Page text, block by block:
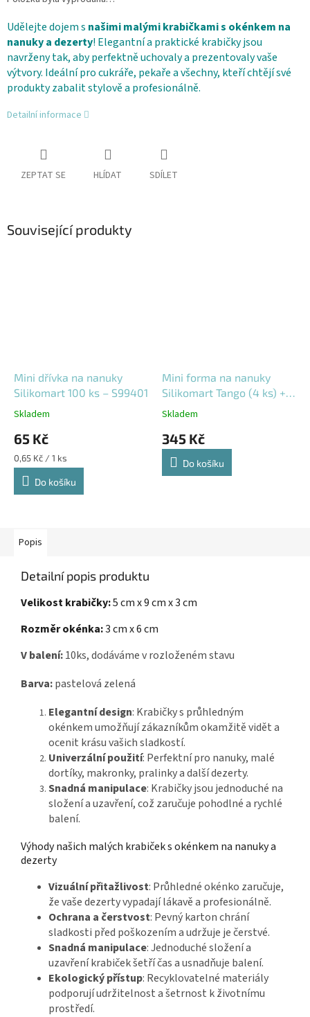
Udělejte dojem s našimi malými krabičkami s okénkem na
nanuky a dezerty! Elegantní a praktické krabičky jsou
navrženy tak, aby perfektně uchovaly a prezentovaly vaše
výtvory. Ideální pro cukráře, pekaře a všechny, kteří chtějí své
produkty zabalit stylově a profesionálně.
Detailní informace
ZEPTAT SE HLÍDAT SDÍLET
Související produkty
Mini dřívka na nanuky
Silikomart 100 ks – S99401
Skladem
65 Kč
Měrná
cena:
0,65 Kč / 1 ks
Do košíku
Mini forma na nanuky
Silikomart Tango (4 ks) +
50 dřívek
Skladem
345 Kč
Do košíku
Popis
Detailní popis produktu
Velikost krabičky:5 cm x 9 cm x 3 cm
Rozměr okénka:3 cm x 6 cm
V balení:10ks, dodáváme v rozloženém stavu
Barva:pastelová zelená
Elegantní design: Krabičky s průhledným
okénkem umožňují zákazníkům okamžitě vidět a
ocenit krásu vašich sladkostí.
Univerzální použití: Perfektní pro nanuky, malé
dortíky, makronky, pralinky a další dezerty.
Snadná manipulace: Krabičky jsou jednoduché na
složení a uzavření, což zaručuje pohodlné a rychlé
balení.
Výhody našich malých krabiček s okénkem na nanuky a
dezerty
Vizuální přitažlivost: Průhledné okénko zaručuje,
že vaše dezerty vypadají lákavě a profesionálně.
Ochrana a čerstvost: Pevný karton chrání
sladkosti před poškozením a udržuje je čerstvé.
Snadná manipulace: Jednoduché složení a
uzavření krabiček šetří čas a usnadňuje balení.
Ekologický přístup: Recyklovatelné materiály
podporují udržitelnost a šetrnost k životnímu
prostředí.